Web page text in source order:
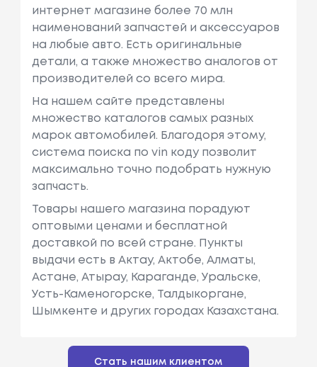
интернет магазине более 70 млн
наименований запчастей и аксессуаров
на любые авто. Есть оригинальные
детали, а также множество аналогов от
производителей со всего мира.
На нашем сайте представлены
множество каталогов самых разных
марок автомобилей. Благодоря этому,
система поиска по vin коду позволит
максимально точно подобрать нужную
запчасть.
Товары нашего магазина порадуют
оптовыми ценами и бесплатной
доставкой по всей стране. Пункты
выдачи есть в Актау, Актобе, Алматы,
Астане, Атырау, Караганде, Уральске,
Усть-Каменогорске, Талдыкоргане,
Шымкенте и других городах Казахстана.
Стать нашим клиентом